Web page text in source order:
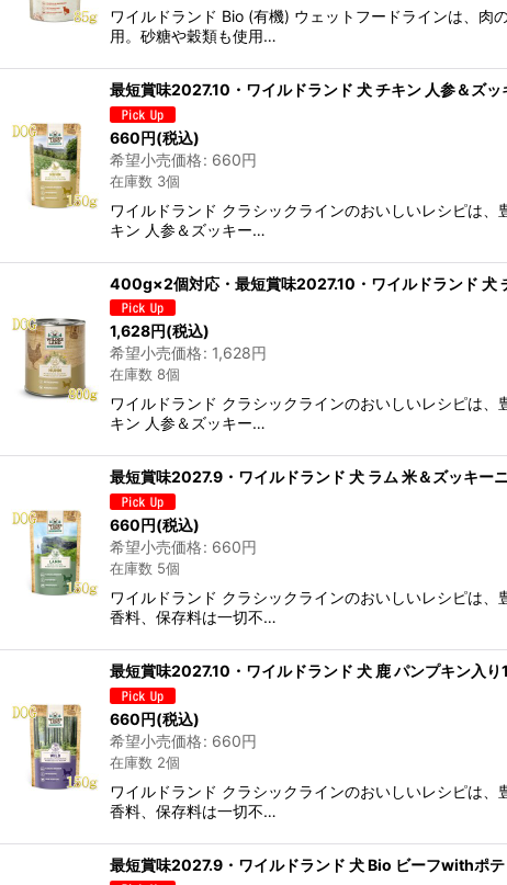
ワイルドランド Bio (有機) ウェットフードラインは、肉
用。砂糖や穀類も使用…
最短賞味2027.10・ワイルドランド 犬 チキン 人参＆ズ
660円(税込)
希望小売価格: 660円
在庫数 3個
ワイルドランド クラシックラインのおいしいレシピは
キン 人参＆ズッキー…
400g×2個対応・最短賞味2027.10・ワイルドランド
1,628円(税込)
希望小売価格: 1,628円
在庫数 8個
ワイルドランド クラシックラインのおいしいレシピは
キン 人参＆ズッキー…
最短賞味2027.9・ワイルドランド 犬 ラム 米＆ズッキ
660円(税込)
希望小売価格: 660円
在庫数 5個
ワイルドランド クラシックラインのおいしいレシピは
香料、保存料は一切不…
最短賞味2027.10・ワイルドランド 犬 鹿 パンプキン
660円(税込)
希望小売価格: 660円
在庫数 2個
ワイルドランド クラシックラインのおいしいレシピは
香料、保存料は一切不…
最短賞味2027.9・ワイルドランド 犬 Bio ビーフwithポ